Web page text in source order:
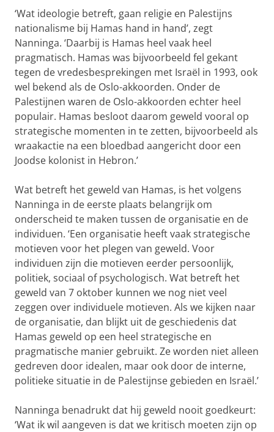
‘Wat ideologie betreft, gaan religie en Palestijns
nationalisme bij Hamas hand in hand’, zegt
Nanninga. ‘Daarbij is Hamas heel vaak heel
pragmatisch. Hamas was bijvoorbeeld fel gekant
tegen de vredesbesprekingen met Israël in 1993, ook
wel bekend als de Oslo-akkoorden. Onder de
Palestijnen waren de Oslo-akkoorden echter heel
populair. Hamas besloot daarom geweld vooral op
strategische momenten in te zetten, bijvoorbeeld als
wraakactie na een bloedbad aangericht door een
Joodse kolonist in Hebron.’
Wat betreft het geweld van Hamas, is het volgens
Nanninga in de eerste plaats belangrijk om
onderscheid te maken tussen de organisatie en de
individuen. ‘Een organisatie heeft vaak strategische
motieven voor het plegen van geweld. Voor
individuen zijn die motieven eerder persoonlijk,
politiek, sociaal of psychologisch. Wat betreft het
geweld van 7 oktober kunnen we nog niet veel
zeggen over individuele motieven. Als we kijken naar
de organisatie, dan blijkt uit de geschiedenis dat
Hamas geweld op een heel strategische en
pragmatische manier gebruikt. Ze worden niet alleen
gedreven door idealen, maar ook door de interne,
politieke situatie in de Palestijnse gebieden en Israël.’
Nanninga benadrukt dat hij geweld nooit goedkeurt:
‘Wat ik wil aangeven is dat we kritisch moeten zijn op